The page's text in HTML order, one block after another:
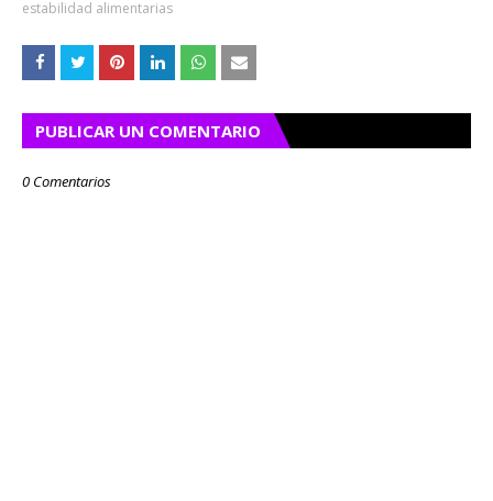
estabilidad alimentarias
PUBLICAR UN COMENTARIO
0 Comentarios